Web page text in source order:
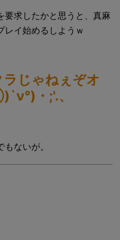
要求したかと思うと、真麻
レイ始めるしようｗ
じゃねぇぞオ
・;'.、
ないが。